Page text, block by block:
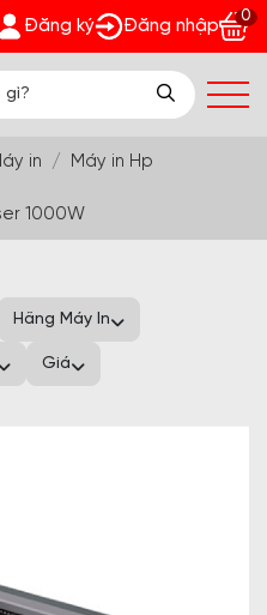
Đón Hè Sang chi tiết tại
Đăng ký Đăng nhập
0
in
Máy in Hp
1000W
Hãng Máy In
Giá